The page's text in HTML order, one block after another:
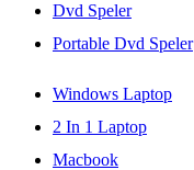
Dvd Speler
Portable Dvd Speler
Windows Laptop
2 In 1 Laptop
Macbook